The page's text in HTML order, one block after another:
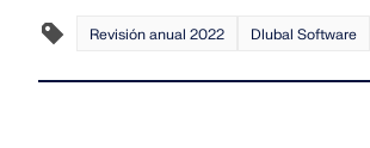
de las publicaciones.
Revisión anual 2022 Dlubal Software